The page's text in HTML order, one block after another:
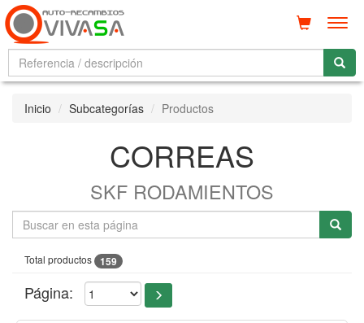
Inicio Subcategorías Productos
CORREAS
SKF RODAMIENTOS
Total productos 159
Página: